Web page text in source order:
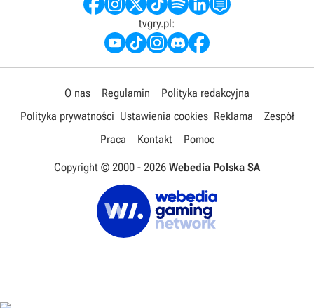
tvgry.pl:
O nas Regulamin
Polityka redakcyjna
Polityka prywatności Ustawienia cookies Reklama
Zespół
Praca
Kontakt Pomoc
Copyright © 2000 - 2026 Webedia Polska SA